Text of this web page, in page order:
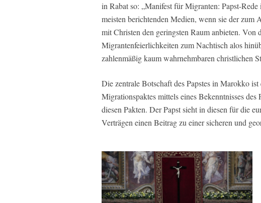
in Rabat so: „Manifest für Migranten: Papst-
meisten berichtenden Medien, wenn sie der zum
mit Christen den geringsten Raum anbieten. Von
Migrantenfeierlichkeiten zum Nachtisch alos
zahlenmäßig kaum wahrnehmbaren christlichen
Die zentrale Botschaft des Papstes in Marokko
Migrationspaktes mittels eines Bekenntnisses
diesen Pakten. Der Papst sieht in diesen für die
Verträgen einen Beitrag zu einer sicheren und